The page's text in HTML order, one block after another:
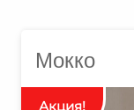
Мокко